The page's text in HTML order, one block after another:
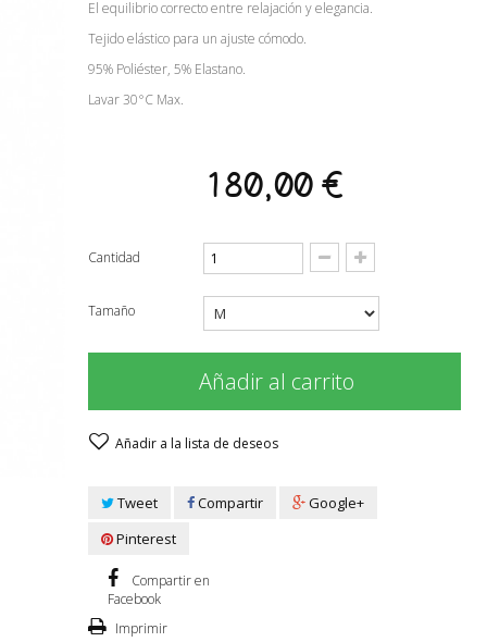
El equilibrio correcto entre relajación y elegancia.
Tejido elástico para un ajuste cómodo.
95% Poliéster, 5% Elastano.
Lavar 30°C Max.
180,00 €
Cantidad
Tamaño
Añadir al carrito
Añadir a la lista de deseos
Tweet Compartir
Google+
Pinterest
Compartir en
Facebook
Imprimir